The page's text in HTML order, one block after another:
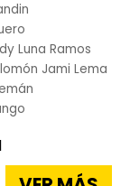
Luna Ramos
Jami Lema